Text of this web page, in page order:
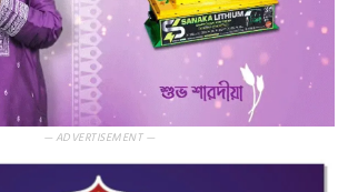
— ADVERTISEMENT —